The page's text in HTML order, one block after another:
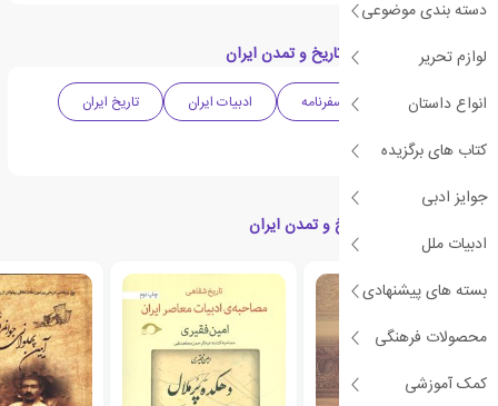
دسته بندی موضوعی
لوازم تحریر
انواع داستان
کتاب های برگزیده
جوایز ادبی
ادبیات ملل
بسته های پیشنهادی
محصولات فرهنگی
کمک آموزشی
دسته بندی های کتاب تاریخ و تمدن ایران
زندگی نامه سفرنامه ادبیات ایران
تاریخ ایران
جغرافیا
کتاب های مرتبط با تاریخ و تمدن ایران